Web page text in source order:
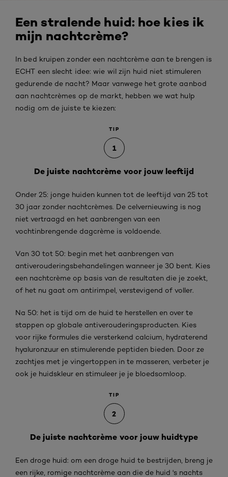
Een stralende huid: hoe kies ik
mijn nachtcrème?
In bed kruipen zonder een nachtcrème aan te brengen is
ECHT een slecht idee: wie wil zijn huid niet stimuleren
gedurende de nacht? Maar vanwege het grote aanbod
aan nachtcrèmes op de markt, hebben we wat hulp
nodig om de juiste te kiezen:
TIP
1
De juiste nachtcrème voor jouw leeftijd
Onder 25: jonge huiden kunnen tot de leeftijd van 25 tot
30 jaar zonder nachtcrèmes. De celvernieuwing is nog
niet vertraagd en het aanbrengen van een
vochtinbrengende dagcrème is voldoende.
Van 30 tot 50: begin met het aanbrengen van
antiverouderingsbehandelingen wanneer je 30 bent. Kies
een nachtcrème op basis van de resultaten die je zoekt,
of het nu gaat om antirimpel, verstevigend of voller.
Na 50: het is tijd om de huid te herstellen en over te
stappen op globale antiverouderingsproducten. Kies
voor rijke formules die versterkend calcium, hydraterend
hyaluronzuur en stimulerende peptiden bieden. Door ze
zachtjes met je vingertoppen in te masseren, verbeter je
ook je huidskleur en stimuleer je je bloedsomloop.
TIP
2
De juiste nachtcrème voor jouw huidtype
Een droge huid: om een droge huid te bestrijden, breng je
een rijke, romige nachtcrème aan die de huid 's nachts